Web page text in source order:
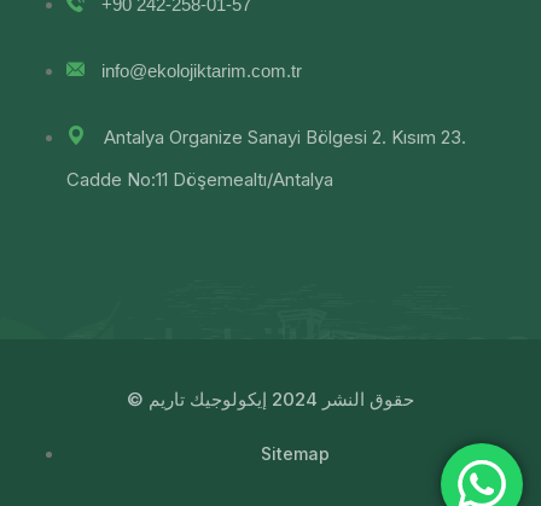
info@ekolojiktarim.com.tr
Antalya Organize Sanayi Bölgesi 2. Kısım 23.
Cadde No:11 Döşemealtı/Antalya
© حقوق النشر 2024 إيكولوجيك تاريم
Sitemap